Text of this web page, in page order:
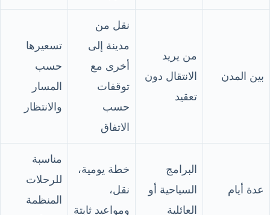
بين المدن
من يريد
الانتقال دون
تعقيد
نقل من
مدينة إلى
أخرى مع
توقفات
حسب
الاتفاق
تسعيرها
حسب
المسار
والانتظار
عدة أيام
البرامج
السياحية أو
العائلية
خطة يومية،
نقل،
ومواعيد ثابتة
مناسبة
للرحلات
المنظمة